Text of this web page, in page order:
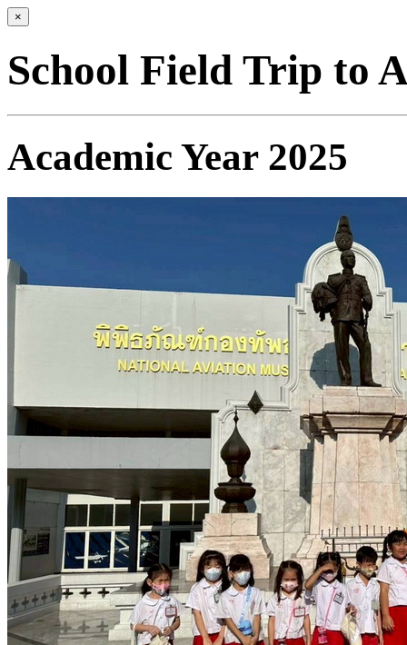
×
School Field Trip to
Academic Year 2025